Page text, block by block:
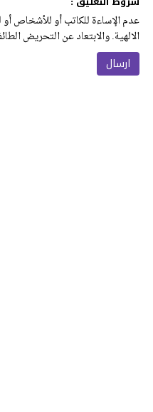
عدم الإساءة للكاتب أو للأشخاص أو
الالهية. والابتعاد عن التحريض